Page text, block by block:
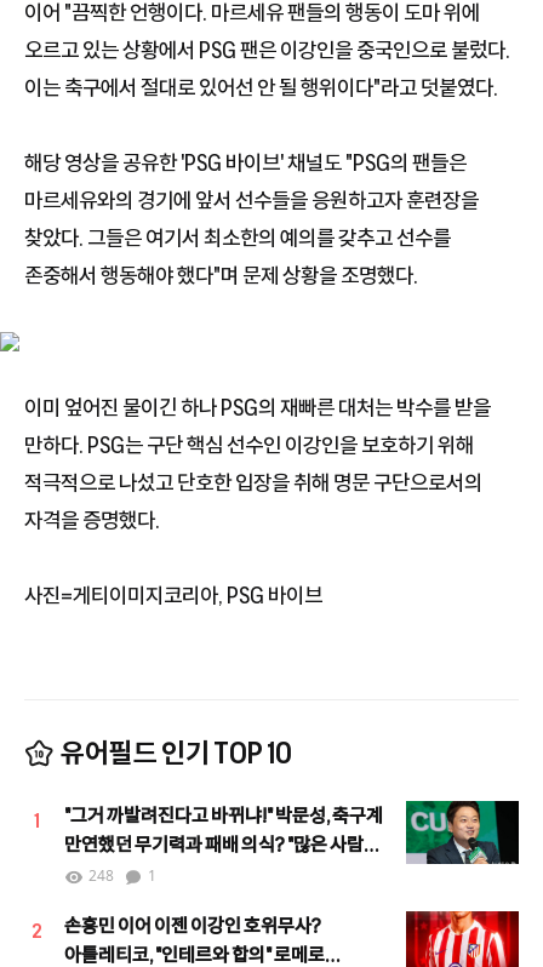
이어 "끔찍한 언행이다. 마르세유 팬들의 행동이 도마 위에
오르고 있는 상황에서 PSG 팬은 이강인을 중국인으로 불렀다.
이는 축구에서 절대로 있어선 안 될 행위이다"라고 덧붙였다.
해당 영상을 공유한 'PSG 바이브' 채널도 "PSG의 팬들은
마르세유와의 경기에 앞서 선수들을 응원하고자 훈련장을
찾았다. 그들은 여기서 최소한의 예의를 갖추고 선수를
존중해서 행동해야 했다"며 문제 상황을 조명했다.
이미 엎어진 물이긴 하나 PSG의 재빠른 대처는 박수를 받을
만하다. PSG는 구단 핵심 선수인 이강인을 보호하기 위해
적극적으로 나섰고 단호한 입장을 취해 명문 구단으로서의
자격을 증명했다.
사진=게티이미지코리아, PSG 바이브
유어필드 인기 TOP 10
1
"그거 까발려진다고 바뀌냐!" 박문성, 축구계
만연했던 무기력과 패배 의식? "많은 사람이
힘을 모으며 달라지고 있어"
248 1
2
손흥민 이어 이젠 이강인 호위무사?
아틀레티코, "인테르와 합의" 로메로